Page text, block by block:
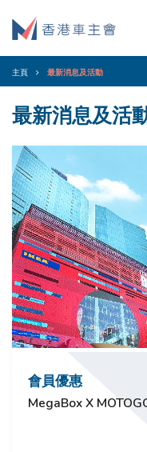
主頁 最新消息及活動
最新消息及活
會員優惠
MegaBox X